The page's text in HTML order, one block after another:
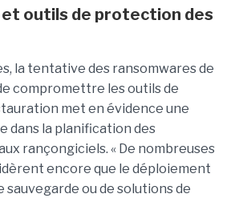
outils de protection des
la tentative des ransomwares de
compromettre les outils de
met en évidence une
dans la planification des
rançongiciels. « De nombreuses
encore que le déploiement
sauvegarde ou de solutions de